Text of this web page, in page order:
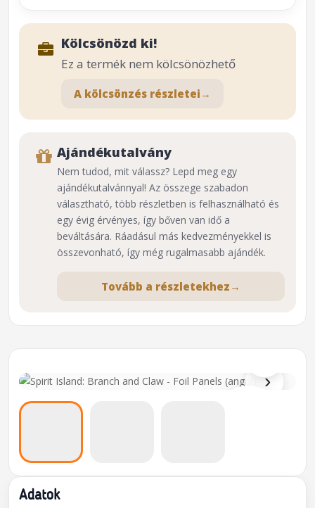
›
⌕
Adatok
Kölcsönözd ki!
Ez a termék nem kölcsönözhető
A kölcsönzés részletei →
Ajándékutalvány
Nem tudod, mit válassz? Lepd meg egy
ajándékutalvánnyal! Az összege szabadon
választható, több részletben is felhasználható és
egy évig érvényes, így bőven van idő a
beváltására. Ráadásul más kedvezményekkel is
összevonható, így még rugalmasabb ajándék.
Tovább a részletekhez →